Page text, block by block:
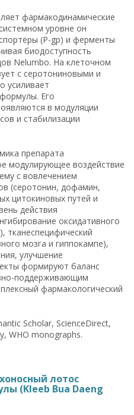
фармакодинамические
уровне он
(P-gp) и ферменты
биодоступность
Nelumbo. На клеточном
с серотониновыми и
усиливает
Его
в модуляции
и стабилизации
препарата
модулирующее воздействие
с вовлечением
(серотонин, дофамин,
цитокиновых путей и
действия
оксидативного
тканеспецифический
мозга и гиппокампе),
улучшение
формируют баланс
поддерживающим
фармакологический
Scholar, ScienceDirect,
WHO monographs.
лотос
(Kleeb Bua Daeng